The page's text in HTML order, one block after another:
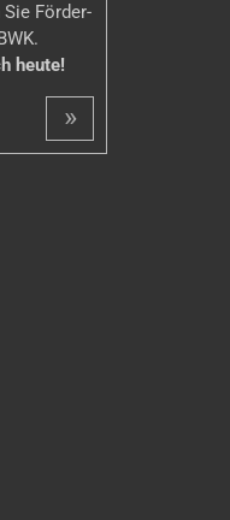
Förder-
heute!
»